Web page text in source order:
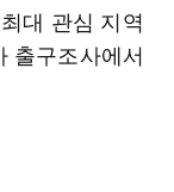
대 관심 지역
출구조사에서